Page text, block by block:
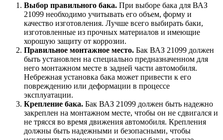
Выбор правильного бака. При выборе бака для ВАЗ
21099 необходимо учитывать его объем, форму и
качество изготовления. Лучше всего выбирать баки,
изготовленные из прочных материалов и имеющие
хорошую защиту от коррозии.
Правильное монтажное место. Бак ВАЗ 21099 должен
быть установлен на специально предназначенном для
него монтажном месте в задней части автомобиля.
Небрежная установка бака может привести к его
повреждению или деформации в процессе
эксплуатации.
Крепление бака. Бак ВАЗ 21099 должен быть надежно
закреплен на монтажном месте, чтобы он не сдвигался и
не трясся во время движения автомобиля. Крепления
должны быть надежными и безопасными, чтобы